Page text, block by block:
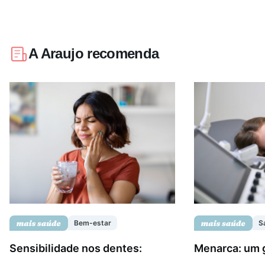
A Araujo recomenda
Bem-estar
Sensibilidade nos dentes:
Menarca: um